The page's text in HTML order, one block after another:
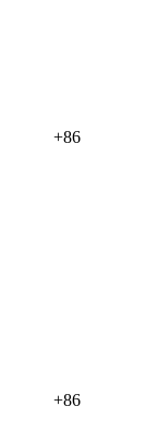
+86
+86